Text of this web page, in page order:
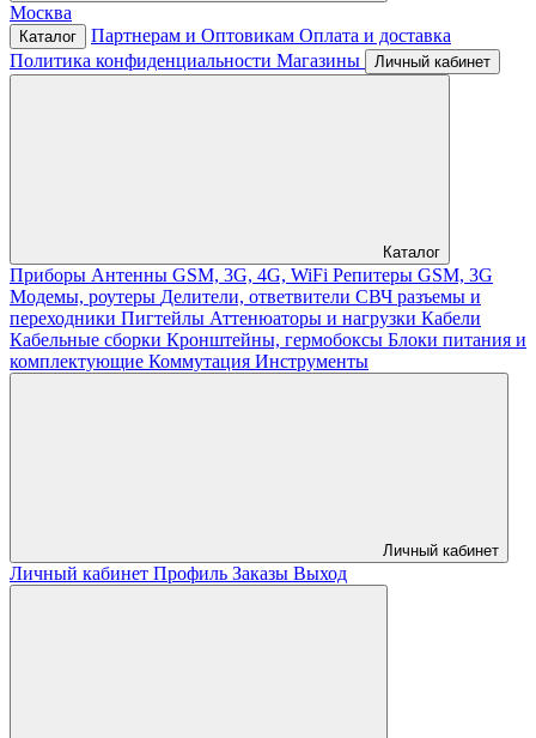
Москва
Каталог Партнерам и Оптовикам Оплата и доставка
Политика конфиденциальности Магазины Личный кабинет
Каталог
Приборы Антенны GSM, 3G, 4G, WiFi Репитеры GSM, 3G
Модемы, роутеры Делители, ответвители СВЧ разъемы и
переходники Пигтейлы Аттенюаторы и нагрузки Кабели
Кабельные сборки Кронштейны, гермобоксы Блоки питания и
комплектующие Коммутация Инструменты
Личный кабинет
Личный кабинет Профиль Заказы Выход